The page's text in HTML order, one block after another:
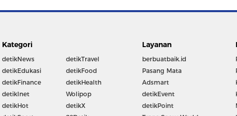
Kategori
detikNews
detikEdukasi
detikFinance
detikInet
detikHot
detikTravel
detikFood
detikHealth
Wolipop
detikX
Layanan
berbuatbaik.id
Pasang Mata
Adsmart
detikEvent
detikPoint